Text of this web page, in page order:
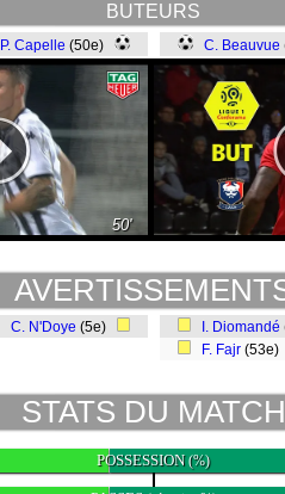
BUTEURS
P. Capelle (50e) C. Beauvue
50'
C. N'Doye (5e) I. Diomandé
F. Fajr (53e)
STATS DU MATCH
POSSESSION(%)